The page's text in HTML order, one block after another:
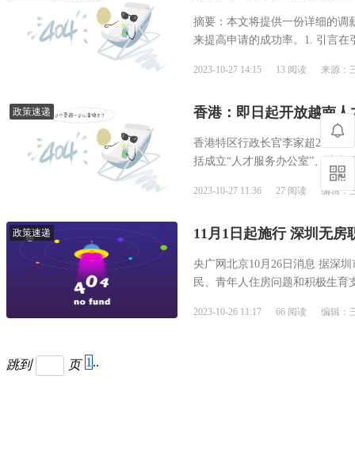
摘要：本文将提供一份详细的调
来提高申请的成功率。1. 引言
2023-10-27 14:15 13 阅读 来源：
政策速递 香港：即日起开放越南
香港特区行政长官李家超25日在
括成立“人才服务办公室”、扩大
2023-10-27 11:36 27 阅读 编辑：
政策速递 11月1日起施行 深圳无房
央广网北京10月26日消息 据深
民、青年人住房问题和积极生
2023-10-26 11:17 66 阅读 编辑：
1 ..
跳到 页